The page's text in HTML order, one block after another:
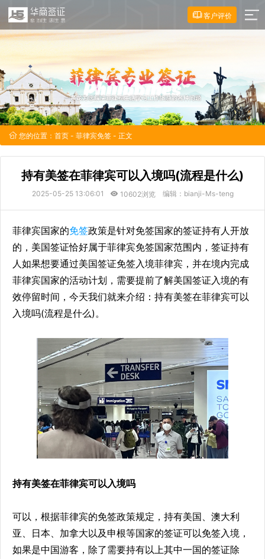
客户评价
您的位置： 首页 - 菲律宾免签 - 正文
持有美签在菲律宾可以入境吗(流程是什么)
2025-05-25 13:06:01 10602浏览 编辑：bianji-Ms-teng
菲律宾国家的免签政策是针对免签国家的签证持有人开放
的，美国签证恰好属于菲律宾免签国家范围内，签证持有
人如果想要通过美国签证免签入境菲律宾，并在境内完成
菲律宾国家的活动计划，需要提前了解美国签证入境的有
效停留时间，今天我们就来介绍：持有美签在菲律宾可以
入境吗(流程是什么)。
持有美签在菲律宾可以入境吗
可以，根据菲律宾的免签政策规定，持有美国、澳大利
亚、日本、加拿大以及申根等国家的签证可以免签入境，
如果是中国游客，除了需要持有以上其中一国的签证除